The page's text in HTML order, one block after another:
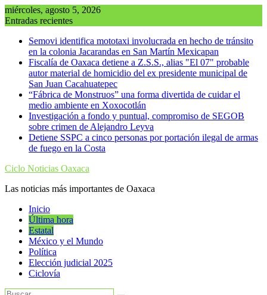
Saltar
al
miércoles, agosto 5, 2026
Entradas recientes
Semovi identifica mototaxi involucrada en hecho de tránsito
en la colonia Jacarandas en San Martín Mexicapan
Fiscalía de Oaxaca detiene a Z.S.S., alias "El 07" probable
autor material de homicidio del ex presidente municipal de
San Juan Cacahuatepec
“Fábrica de Monstruos” una forma divertida de cuidar el
medio ambiente en Xoxocotlán
Investigación a fondo y puntual, compromiso de SEGOB
sobre crimen de Alejandro Leyva
Detiene SSPC a cinco personas por portación ilegal de armas
de fuego en la Costa
Ciclo Noticias Oaxaca
Las noticias más importantes de Oaxaca
Inicio
Última hora
Estatal
México y el Mundo
Política
Elección judicial 2025
Ciclovía